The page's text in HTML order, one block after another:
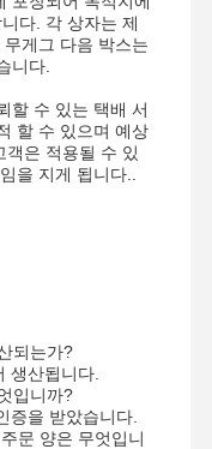
다. 각 상자는 제
게그 다음 박스는
니다.
할 수 있는 택배 서
할 수 있으며 예상
은 적용될 수 있
을 지게 됩니다..
되는가?
생산됩니다.
입니까?
증을 받았습니다.
문 양은 무엇입니